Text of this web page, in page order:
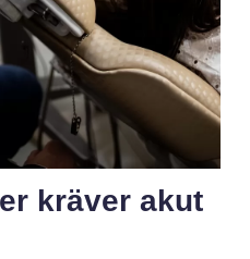
kräver akut